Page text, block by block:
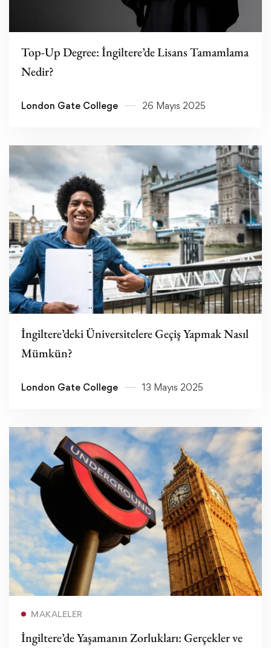
Devamını oku
Top-Up Degree: İngiltere’de Lisans Tamamlama
Nedir?
London Gate College 26 Mayıs 2025
İngiltere’deki Üniversitelere Geçiş Yapmak Nasıl
Mümkün?
London Gate College 13 Mayıs 2025
MAKALELER
İngiltere’de Yaşamanın Zorlukları: Gerçekler ve